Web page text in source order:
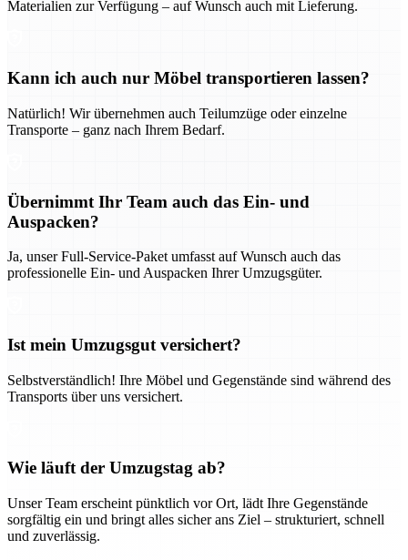
Materialien zur Verfügung – auf Wunsch auch mit Lieferung.
Kann ich auch nur Möbel transportieren lassen?
Natürlich! Wir übernehmen auch Teilumzüge oder einzelne
Transporte – ganz nach Ihrem Bedarf.
Übernimmt Ihr Team auch das Ein- und
Auspacken?
Ja, unser Full-Service-Paket umfasst auf Wunsch auch das
professionelle Ein- und Auspacken Ihrer Umzugsgüter.
Ist mein Umzugsgut versichert?
Selbstverständlich! Ihre Möbel und Gegenstände sind während des
Transports über uns versichert.
Wie läuft der Umzugstag ab?
Unser Team erscheint pünktlich vor Ort, lädt Ihre Gegenstände
sorgfältig ein und bringt alles sicher ans Ziel – strukturiert, schnell
und zuverlässig.